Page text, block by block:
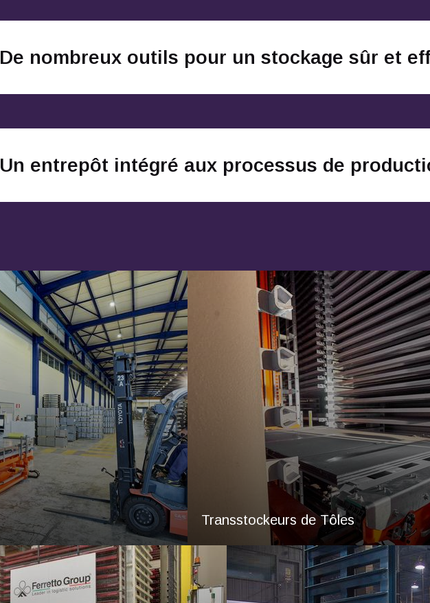
De nombreux outils pour un stockage sûr et
Un entrepôt intégré aux processus de
Transstockeurs de Tôles